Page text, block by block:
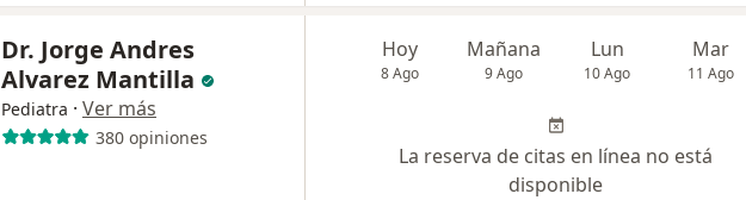
Dr. Jorge Andres
Alvarez Mantilla
Pediatra · Ver más
380 opiniones
Hoy
8 Ago
Mañana
9 Ago
Lun
10 Ago
Mar
11 Ago
La reserva de citas en línea no está
disponible